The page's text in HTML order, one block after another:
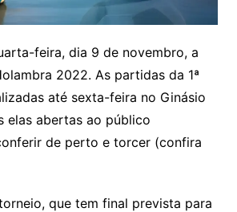
feira, dia 9 de novembro, a
2022. As partidas da 1ª
até sexta-feira no Ginásio
elas abertas ao público
de perto e torcer (confira
que tem final prevista para